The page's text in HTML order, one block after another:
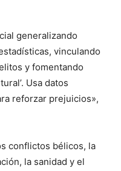
generalizando
vinculando
y fomentando
Usa datos
reforzar prejuicios»,
conflictos bélicos, la
la sanidad y el